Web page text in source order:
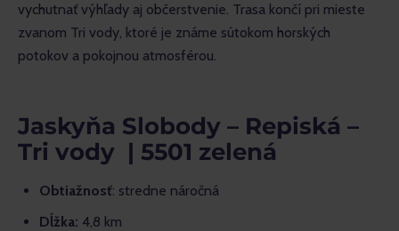
vychutnať výhľady aj občerstvenie. Trasa končí pri mieste
zvanom Tri vody, ktoré je známe sútokom horských
potokov a pokojnou atmosférou.
Jaskyňa Slobody – Repiská –
Tri vody | 5501 zelená
Obtiažnosť: stredne náročná
Dĺžka: 4,8 km